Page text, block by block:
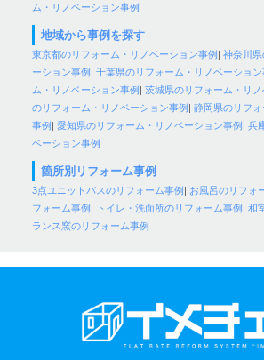
ム・リノベーション事例
地域から事例を探す
東京都のリフォーム・リノベーション事例|神奈川
ーション事例|千葉県のリフォーム・リノベーション
ム・リノベーション事例|茨城県のリフォーム・リ
のリフォーム・リノベーション事例|静岡県のリフ
事例|愛知県のリフォーム・リノベーション事例|兵
ベーション事例
箇所別リフォーム事例
3点ユニットバスのリフォーム事例| お風呂のリフォ
フォーム事例| トイレ・洗面所のリフォーム事例|和
ランス窯のリフォーム事例